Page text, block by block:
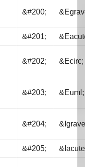
&#200;
&#201;
&#202; &Ecirc;
&#203; &Euml;
&#204;
&#205;